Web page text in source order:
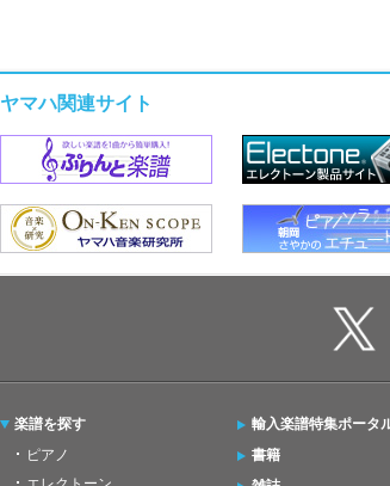
ヤマハ関連サイト
楽譜を探す
ピアノ
輸入楽譜特集ポータ
書籍